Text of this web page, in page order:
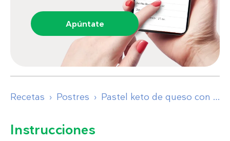
Apúntate
Recetas Postres Pastel keto de queso con mantequilla y nueces pecanas
Instrucciones